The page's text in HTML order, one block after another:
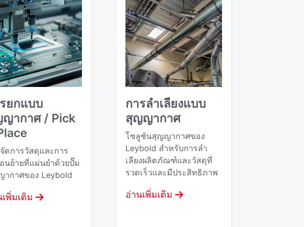
ยกแบบ
ากาศ / Pick
ดการวัสดุและการ
นย้ายที่แม่นยําด้วยปั๊ม
กาศของ Leybold
พิ่มเติม
การลําเลียงแบบ
สุญญากาศ
โซลูชันสุญญากาศของ
Leybold สําหรับการลํา
เลียงผลิตภัณฑ์และวัสดุที่
รวดเร็วและมีประสิทธิภาพ
อ่านเพิ่มเติม